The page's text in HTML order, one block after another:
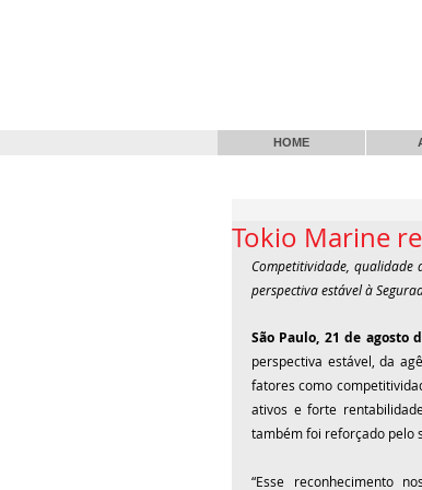
HOME
Tokio Marine
Competitividade, qualidade
perspectiva estável à
São Paulo, 21 de agosto
perspectiva estável, da
fatores como
ativos e forte
também foi reforçado pelo
“Esse reconhecimento